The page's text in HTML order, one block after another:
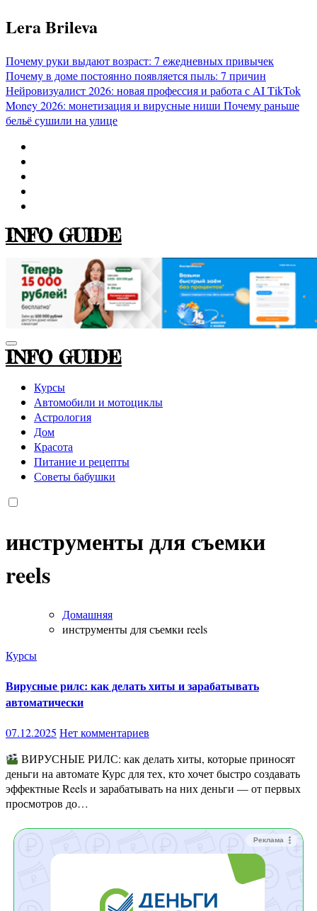
Перейти
к
Lera Brileva
Почему руки выдают возраст: 7 ежедневных привычек
Почему в доме постоянно появляется пыль: 7 причин
Нейровизуалист 2026: новая профессия и работа с AITikTok
Money 2026: монетизация и вирусные ниши Почему раньше
бельё сушили на улице
INFO GUIDE
INFO GUIDE
Курсы
Автомобили и мотоциклы
Астрология
Дом
Красота
Питание и рецепты
Советы бабушки
инструменты для съемки
reels
Домашняя
инструменты для съемки reels
Курсы
Вирусные рилс: как делать хиты и зарабатывать
автоматически
07.12.2025 Нет комментариев
ВИРУСНЫЕ РИЛС: как делать хиты, которые приносят
деньги на автомате Курс для тех, кто хочет быстро создавать
эффектные Reels и зарабатывать на них деньги — от первых
просмотров до…
Реклама